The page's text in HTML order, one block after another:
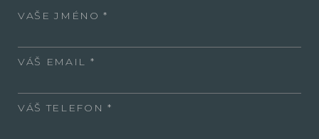
VAŠE JMÉNO
VÁŠ EMAIL
VÁŠ TELEFON